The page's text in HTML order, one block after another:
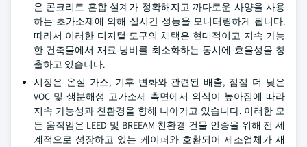
은 콘크리트 혼합 설계가 정확해지고 까다로운 사양을 사용
하는 초가소제에 의해 실시간 성능을 모니터링하게 됩니다.
따라서 이러한 디지털 도구의 채택은 현대적이고 지속 가능
한 건축물에서 재료 낭비를 최소화하는 동시에 효율성을 창
출하고 있습니다.
시장은 온실 가스, 기후 변화와 관련된 배출, 점점 더 낮은
VOC 및 생분해성 고가소제 측면에서 의식이 높아짐에 따라
지속 가능성과 친환경을 향해 나아가고 있습니다. 이러한 모
든 움직임은 LEED 및 BREEAM 친환경 건물 인증을 위해 전 세
계적으로 성장하고 있는 케이퍼와 호환되어 제조업체가 새